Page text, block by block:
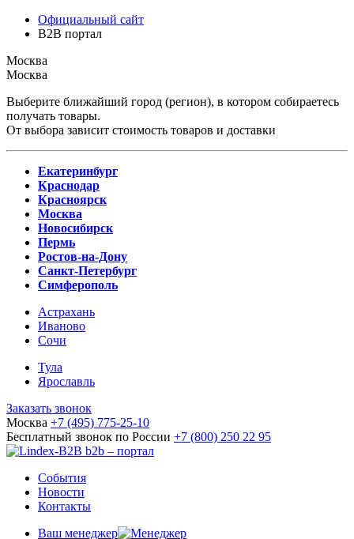
Официальный сайт
B2B портал
Москва
Москва
Выберите ближайший город (регион), в котором собираетесь
получать товары.
От выбора зависит стоимость товаров и доставки
Екатеринбург
Краснодар
Красноярск
Москва
Новосибирск
Пермь
Ростов-на-Дону
Санкт-Петербург
Симферополь
Астрахань
Иваново
Сочи
Тула
Ярославль
Заказать звонок
Москва +7 (495) 775-25-10
Бесплатный звонок по России +7 (800) 250 22 95
b2b – портал
События
Новости
Контакты
Ваш менеджер